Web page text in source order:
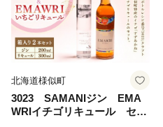
北海道様似町
3023 SAMANIジン EMA
WRIイチゴリキュール セッ